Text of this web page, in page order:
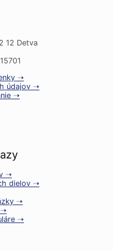
12 Detva
➝
údajov ➝
➝
➝
dielov ➝
➝
➝
➝